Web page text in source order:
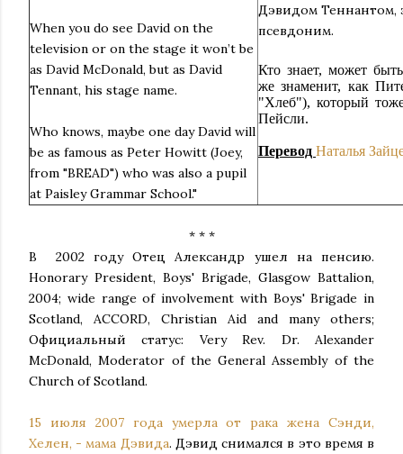
When you do see David on the
television or on the stage it won’t be
as David McDonald, but as David
Tennant, his stage name.
Who knows, maybe one day David will
be as famous as Peter Howitt (Joey,
from "BREAD") who was also a pupil
at Paisley Grammar School."
Дэвидом Теннантом,
псевдоним.
Кто знает, может
же знаменит, как
"Хлеб"), который
Пейсли.
Перевод Наталья
* * *
В 2002 году Отец Александр ушел на пенсию.
Honorary President, Boys' Brigade, Glasgow Battalion,
2004; wide range of involvement with Boys' Brigade in
Scotland, ACCORD, Christian Aid and many others;
Официальный статус: Very Rev. Dr. Alexander
McDonald, Moderator of the General Assembly of the
Church of Scotland.
15 июля 2007 года умерла от рака жена Сэнди,
Хелен, - мама Дэвида. Дэвид снимался в это время в